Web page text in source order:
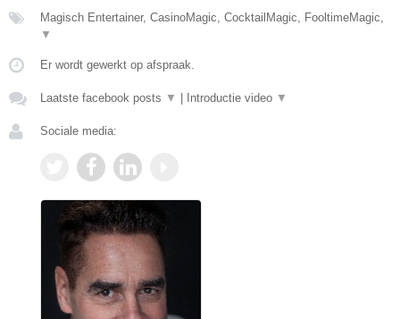
Magisch Entertainer, CasinoMagic, CocktailMagic, FooltimeMagic,
▼
Er wordt gewerkt op afspraak.
Laatste facebook posts ▼ Introductie video ▼
Sociale media: